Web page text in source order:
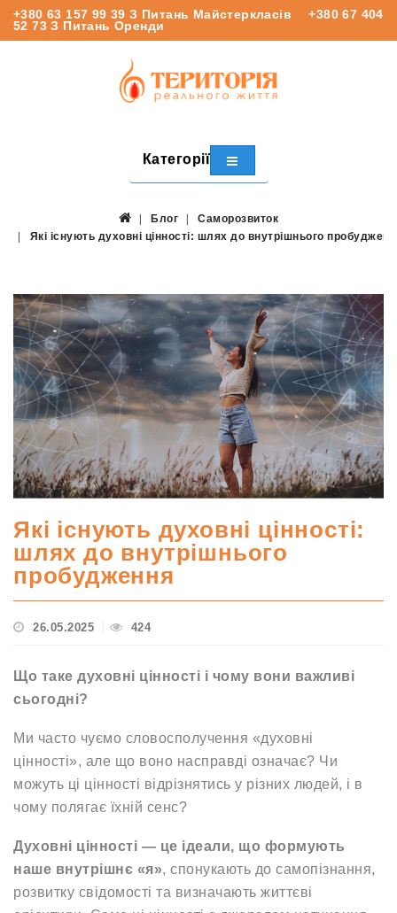
+380 63 157 99 39 З Питань Майстеркласів
+380 67 404
52 73 З Питань Оренди
Категорії
Блог
Саморозвиток
Які існують духовні цінності: шлях до внутрішнього
Які існують духовні цінності:
шлях до внутрішнього
пробудження
26.05.2025 424
Що таке духовні цінності і чому вони важливі
сьогодні?
Ми часто чуємо словосполучення «духовні
цінності», але що воно насправді означає? Чи
можуть ці цінності відрізнятись у різних людей, і в
чому полягає їхній сенс?
Духовні цінності — це ідеали, що формують
наше внутрішнє «я», спонукають до самопізнання,
розвитку свідомості та визначають життєві